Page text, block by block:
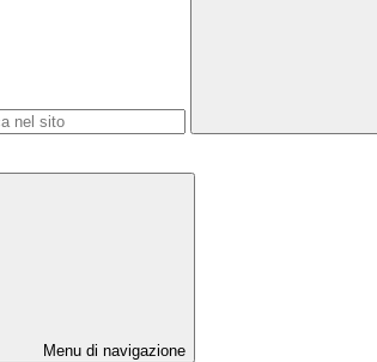
Menu di navigazione